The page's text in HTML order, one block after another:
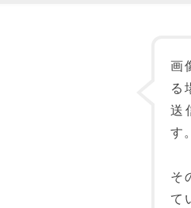
画
る
送
す。
そ
て